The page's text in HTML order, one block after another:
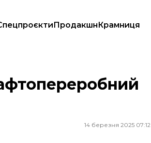
ПродакшнКрамниця
14 березня 2025 07:12